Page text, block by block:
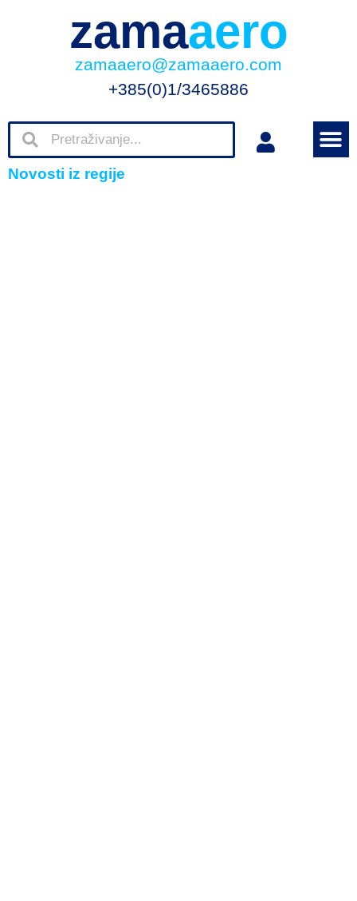
zamaaero
zamaaero@zamaaero.com
+385(0)1/3465886
Novosti iz regije